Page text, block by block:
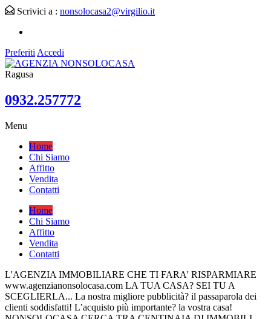
Scrivici a : nonsolocasa2@virgilio.it
Preferiti Accedi
Ragusa
0932.257772
Menu
Home
Chi Siamo
Affitto
Vendita
Contatti
Home
Chi Siamo
Affitto
Vendita
Contatti
L'AGENZIA IMMOBILIARE CHE TI FARA' RISPARMIARE
www.agenzianonsolocasa.com LA TUA CASA? SEI TU A
SCEGLIERLA... La nostra migliore pubblicità? il passaparola dei
clienti soddisfatti! L’acquisto più importante? la vostra casa!